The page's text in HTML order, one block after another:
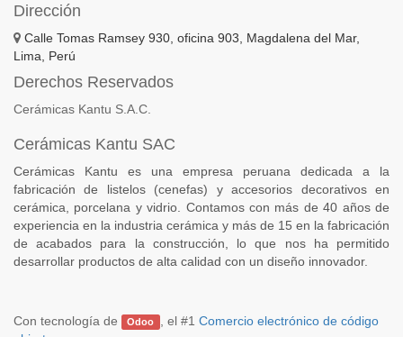
Dirección
Calle Tomas Ramsey 930, oficina 903, Magdalena del Mar,
Lima, Perú
Derechos Reservados
Cerámicas Kantu S.A.C.
Cerámicas Kantu SAC
Cerámicas Kantu es una empresa peruana dedicada a la
fabricación de listelos (cenefas) y accesorios decorativos en
cerámica, porcelana y vidrio. Contamos con más de 40 años de
experiencia en la industria cerámica y más de 15 en la fabricación
de acabados para la construcción, lo que nos ha permitido
desarrollar productos de alta calidad con un diseño innovador.
Con tecnología de Odoo , el #1 Comercio electrónico de código